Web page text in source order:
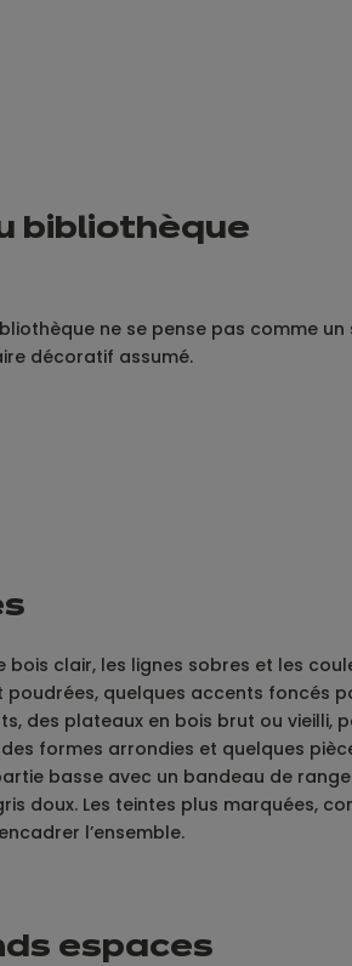
bibliothèque
ne se pense pas comme un
décoratif assumé.
clair, les lignes sobres et les
quelques accents foncés
des plateaux en bois brut ou vieilli,
formes arrondies et quelques
basse avec un bandeau de
doux. Les teintes plus marquées,
l’ensemble.
espaces